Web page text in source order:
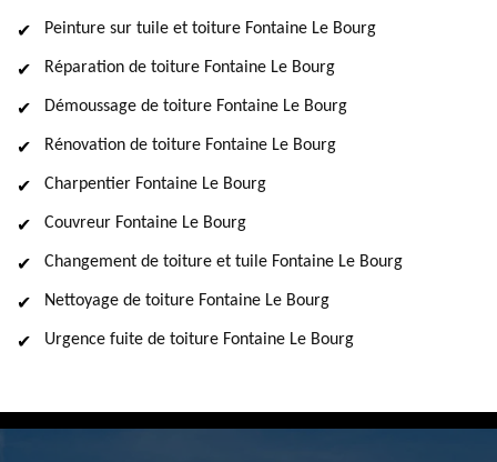
Peinture sur tuile et toiture Fontaine Le Bourg
Réparation de toiture Fontaine Le Bourg
Démoussage de toiture Fontaine Le Bourg
Rénovation de toiture Fontaine Le Bourg
Charpentier Fontaine Le Bourg
Couvreur Fontaine Le Bourg
Changement de toiture et tuile Fontaine Le Bourg
Nettoyage de toiture Fontaine Le Bourg
Urgence fuite de toiture Fontaine Le Bourg